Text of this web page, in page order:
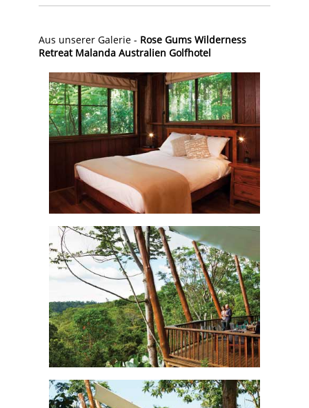
Aus unserer Galerie - Rose Gums Wilderness
Retreat Malanda Australien Golfhotel